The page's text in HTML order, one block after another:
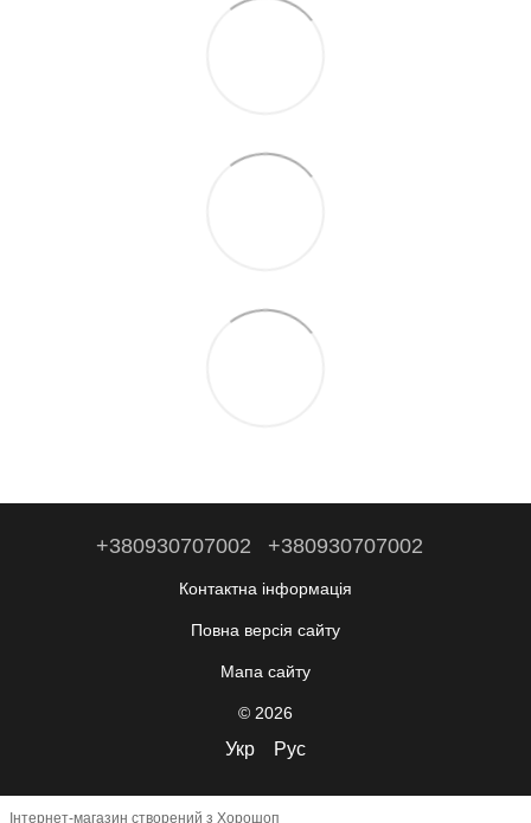
+380930707002 +380930707002
Контактна інформація
Повна версія сайту
Мапа сайту
© 2026
Укр Рус
Інтернет-магазин створений з Хорошоп